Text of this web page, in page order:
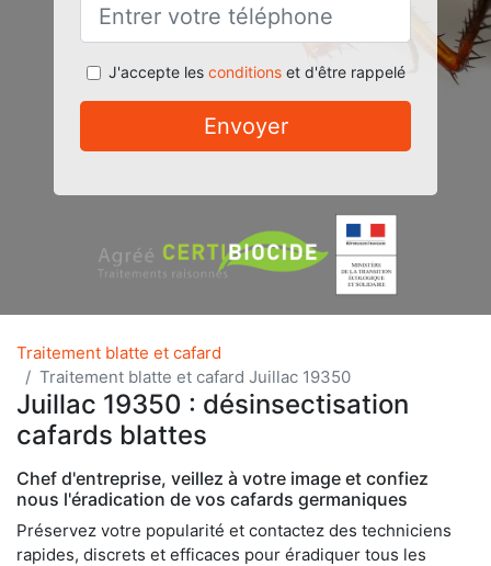
J'accepte les conditionset d'être rappelé
Envoyer
Traitement blatte et cafard
Traitement blatte et cafard Juillac 19350
Juillac 19350 : désinsectisation
cafards blattes
Chef d'entreprise, veillez à votre image et confiez
nous l'éradication de vos cafards germaniques
Préservez votre popularité et contactez des techniciens
rapides, discrets et efficaces pour éradiquer tous les